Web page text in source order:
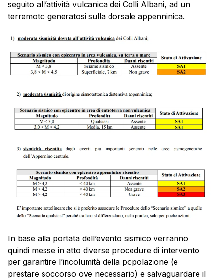
seguito all’attività vulcanica dei Colli Albani, ad un
terremoto generatosi sulla dorsale appenninica.
In base alla portata dell’evento sismico verranno
quindi messe in atto diverse procedure di intervento
per garantire l’incolumità della popolazione (e
prestare soccorso ove necessario) e salvaguardare il